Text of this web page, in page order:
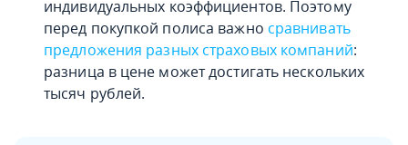
индивидуальных коэффициентов. Поэтому
перед покупкой полиса важно сравнивать
предложения разных страховых компаний:
разница в цене может достигать нескольких
тысяч рублей.